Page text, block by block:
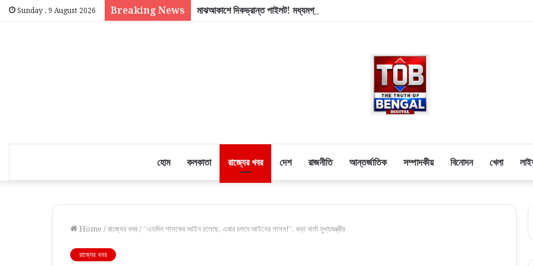
Sunday , 9 August 2026 Breaking News মাঝআকাশে দিকভ্রান্ত পাইলট! মধ্যমগ্রাম-বারাসতের লেজার আলোয় ঘনিয়ে এল বড় বিপদের মেঘ
হোম কলকাতা রাজ্যের খবর দেশ রাজনীতি আন্তর্জাতিক সম্পাদকীয় বিনোদন খেলা
Home /রাজ্যের খবর/ “এতদিন শাসকের আইন চলেছে, এবার চলবে আইনের শাসন!”, কড়া বার্তা মুখ্যমন্ত্রীর
রাজ্যের খবর